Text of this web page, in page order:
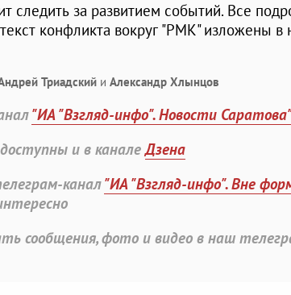
следить за развитием событий. Все
конфликта вокруг "РМК" изложены
Триадский и Александр Хлынцов
"ИА "Взгляд-инфо". Новости
и в каналеДзена
канал"ИА "Взгляд-инфо". Вне
сообщения, фото и видео в наш